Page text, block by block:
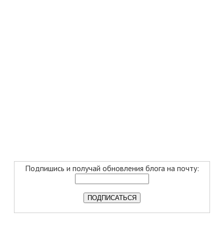
Подпишись и получай обновления блога на почту: